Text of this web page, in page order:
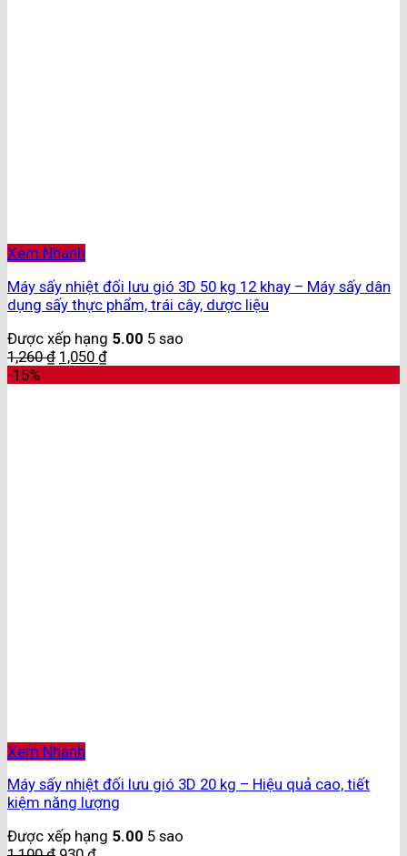
Xem Nhanh
Máy sấy nhiệt đối lưu gió 3D 50 kg 12 khay – Máy sấy dân
dụng sấy thực phẩm, trái cây, dược liệu
Được xếp hạng 5.00 5 sao
1,260₫ 1,050 ₫
-15%
Xem Nhanh
Máy sấy nhiệt đối lưu gió 3D 20 kg – Hiệu quả cao, tiết
kiệm năng lượng
Được xếp hạng 5.00 5 sao